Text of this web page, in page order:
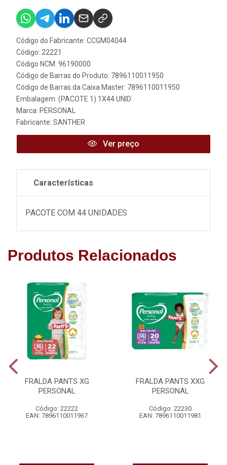
Código do Fabricante: CCGM04044
Código: 22221
Código NCM: 96190000
Código de Barras do Produto: 7896110011950
Código de Barras da Caixa Master: 7896110011950
Embalagem: (PACOTE 1) 1X44 UNID
Marca: PERSONAL
Fabricante: SANTHER
Ver preço
Características
PACOTE COM 44 UNIDADES
Produtos Relacionados
FRALDA PANTS XG
PERSONAL
Código: 22222
EAN: 7896110011967
FRALDA PANTS XXG
PERSONAL
Código: 22230
EAN: 7896110011981